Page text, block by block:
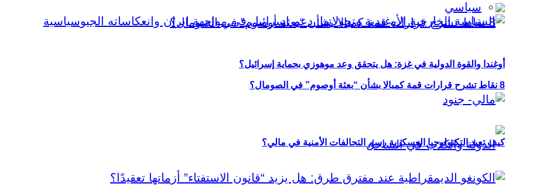
8 نقاط تشرح قرارات قمة كمبالا بشأن “بعثة أوصوم” في الصومال؟
سياسي
أوغندا والقوة الدولية في غزة: هل يتحقق وعد موهوزي بحماية إسرائيل؟
كيف تعيد التكنولوجيا العسكرية رسم التحالفات الأمنية في مالي؟